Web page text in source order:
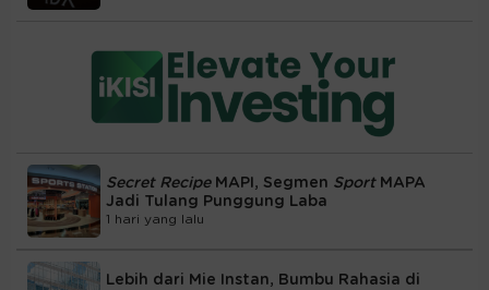
Secret RecipeMAPI, Segmen Sport MAPA
Jadi Tulang Punggung Laba
1 hari yang lalu
Lebih dari Mie Instan, Bumbu Rahasia di